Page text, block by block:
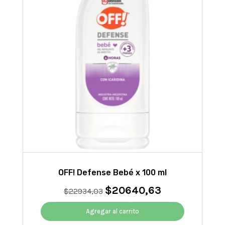
OFF! Defense Bebé x 100 ml
$22934,03 El
precio
original
era:
$20640,63El
precio
es:
Agregar al carrito